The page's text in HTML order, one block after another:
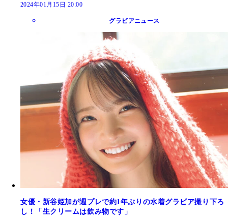
2024年01月15日 20:00
グラビアニュース
女優・新谷姫加が週プレで約1年ぶりの水着グラビア撮り下ろ
し！「生クリームは飲み物です」